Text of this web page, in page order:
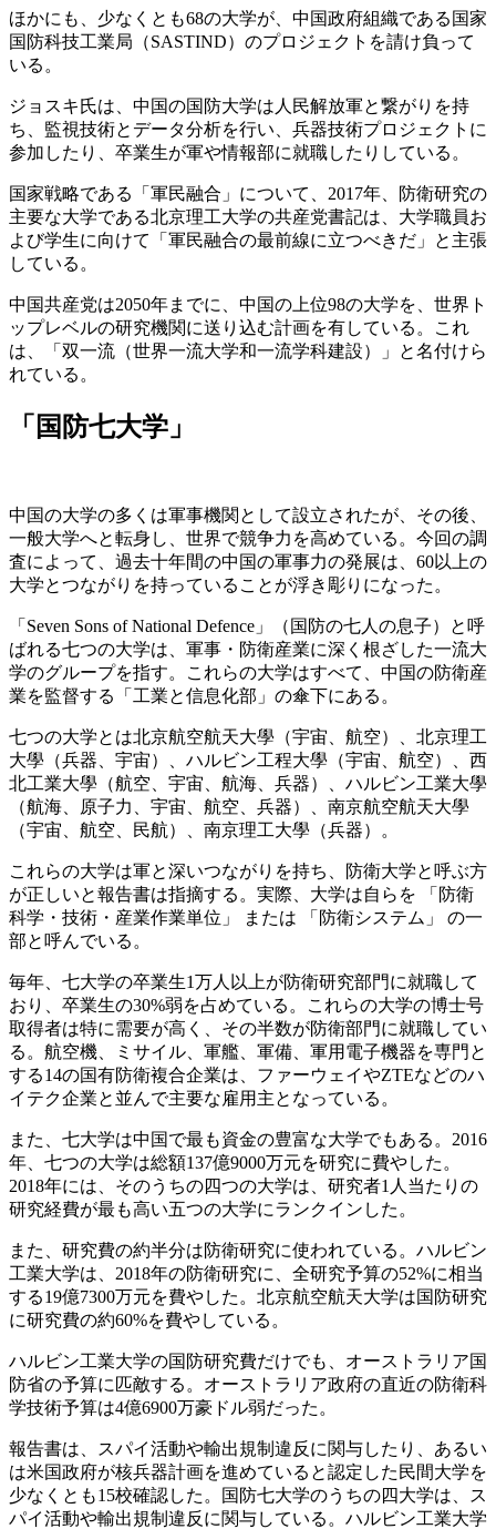
ほかにも、少なくとも68の大学が、中国政府組織である国家
国防科技工業局（SASTIND）のプロジェクトを請け負って
いる。
ジョスキ氏は、中国の国防大学は人民解放軍と繋がりを持
ち、監視技術とデータ分析を行い、兵器技術プロジェクトに
参加したり、卒業生が軍や情報部に就職したりしている。
国家戦略である「軍民融合」について、2017年、防衛研究の
主要な大学である北京理工大学の共産党書記は、大学職員お
よび学生に向けて「軍民融合の最前線に立つべきだ」と主張
している。
中国共産党は2050年までに、中国の上位98の大学を、世界ト
ップレベルの研究機関に送り込む計画を有している。これ
は、「双一流（世界一流大学和一流学科建設）」と名付けら
れている。
「国防七大学」
中国の大学の多くは軍事機関として設立されたが、その後、
一般大学へと転身し、世界で競争力を高めている。今回の調
査によって、過去十年間の中国の軍事力の発展は、60以上の
大学とつながりを持っていることが浮き彫りになった。
「Seven Sons of National Defence」（国防の七人の息子）と呼
ばれる七つの大学は、軍事・防衛産業に深く根ざした一流大
学のグループを指す。これらの大学はすべて、中国の防衛産
業を監督する「工業と信息化部」の傘下にある。
七つの大学とは北京航空航天大學（宇宙、航空）、北京理工
大學（兵器、宇宙）、ハルビン工程大學（宇宙、航空）、西
北工業大學（航空、宇宙、航海、兵器）、ハルビン工業大學
（航海、原子力、宇宙、航空、兵器）、南京航空航天大學
（宇宙、航空、民航）、南京理工大學（兵器）。
これらの大学は軍と深いつながりを持ち、防衛大学と呼ぶ方
が正しいと報告書は指摘する。実際、大学は自らを 「防衛
科学・技術・産業作業単位」 または 「防衛システム」 の一
部と呼んでいる。
毎年、七大学の卒業生1万人以上が防衛研究部門に就職して
おり、卒業生の30%弱を占めている。これらの大学の博士号
取得者は特に需要が高く、その半数が防衛部門に就職してい
る。航空機、ミサイル、軍艦、軍備、軍用電子機器を専門と
する14の国有防衛複合企業は、ファーウェイやZTEなどのハ
イテク企業と並んで主要な雇用主となっている。
また、七大学は中国で最も資金の豊富な大学でもある。2016
年、七つの大学は総額137億9000万元を研究に費やした。
2018年には、そのうちの四つの大学は、研究者1人当たりの
研究経費が最も高い五つの大学にランクインした。
また、研究費の約半分は防衛研究に使われている。ハルビン
工業大学は、2018年の防衛研究に、全研究予算の52%に相当
する19億7300万元を費やした。北京航空航天大学は国防研究
に研究費の約60%を費やしている。
ハルビン工業大学の国防研究費だけでも、オーストラリア国
防省の予算に匹敵する。オーストラリア政府の直近の防衛科
学技術予算は4億6900万豪ドル弱だった。
報告書は、スパイ活動や輸出規制違反に関与したり、あるい
は米国政府が核兵器計画を進めていると認定した民間大学を
少なくとも15校確認した。国防七大学のうちの四大学は、ス
パイ活動や輸出規制違反に関与している。ハルビン工業大学